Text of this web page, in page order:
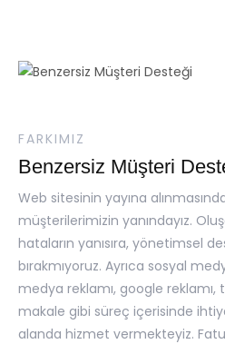
FARKIMIZ
Benzersiz Müşteri
Web sitesinin yayına
müşterilerimizin yanındayız.
hataların yanısıra, yönetimsel
bırakmıyoruz. Ayrıca sosyal
medya reklamı, google reklamı,
makale gibi süreç içerisinde
alanda hizmet vermekteyiz.